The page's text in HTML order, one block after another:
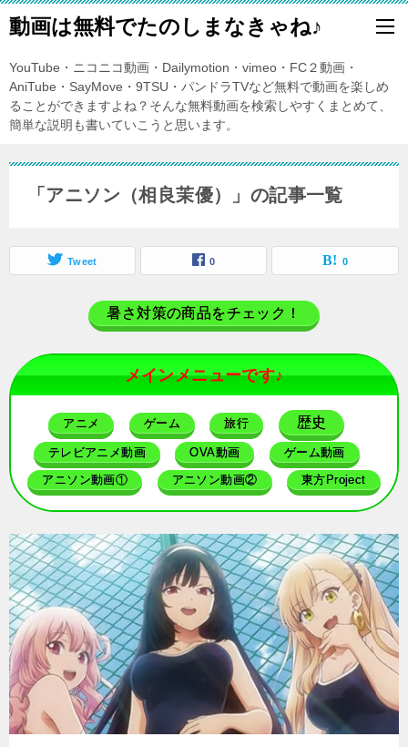
動画は無料でたのしまなきゃね♪
YouTube・ニコニコ動画・Dailymotion・vimeo・FC２動画・
AniTube・SayMove・9TSU・パンドラTVなど無料で動画を楽しめ
ることができますよね？そんな無料動画を検索しやすくまとめて、
簡単な説明も書いていこうと思います。
「アニソン（相良茉優）」の記事一覧
Tweet 0 0
暑さ対策の商品をチェック！
メインメニューです♪
アニメ ゲーム 旅行 歴史
テレビアニメ動画 OVA動画 ゲーム動画
アニソン動画① アニソン動画② 東方Project